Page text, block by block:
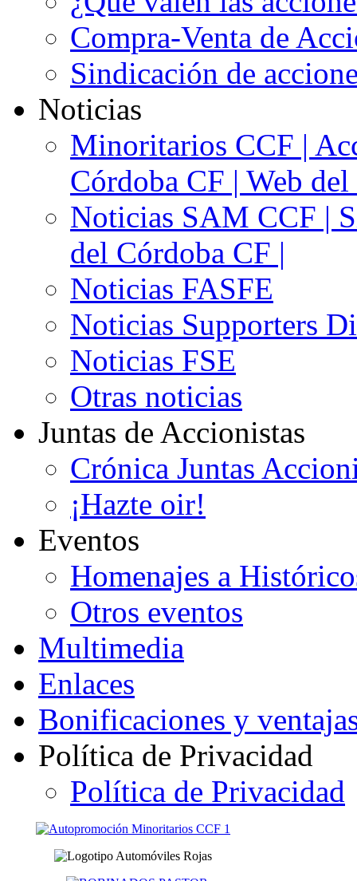
Compra-Venta de
Sindicación de
Noticias
Minoritarios CCF |
Córdoba CF | Web
Noticias SAM CCF |
del Córdoba CF |
Noticias FASFE
Noticias Supporters
Noticias FSE
Otras noticias
Juntas de Accionistas
Crónica Juntas
¡Hazte oir!
Eventos
Homenajes a
Otros eventos
Multimedia
Enlaces
Bonificaciones y
Política de Privacidad
Política de Privacidad